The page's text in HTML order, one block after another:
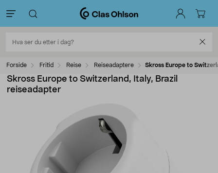
Forside Fritid Reise Reiseadaptere Skross Europe to
Skross Europe to Switzerland, Italy, Brazil
reiseadapter